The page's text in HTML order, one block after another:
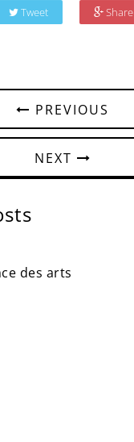
Tweet Share
PREVIOUS
NEXT
des arts